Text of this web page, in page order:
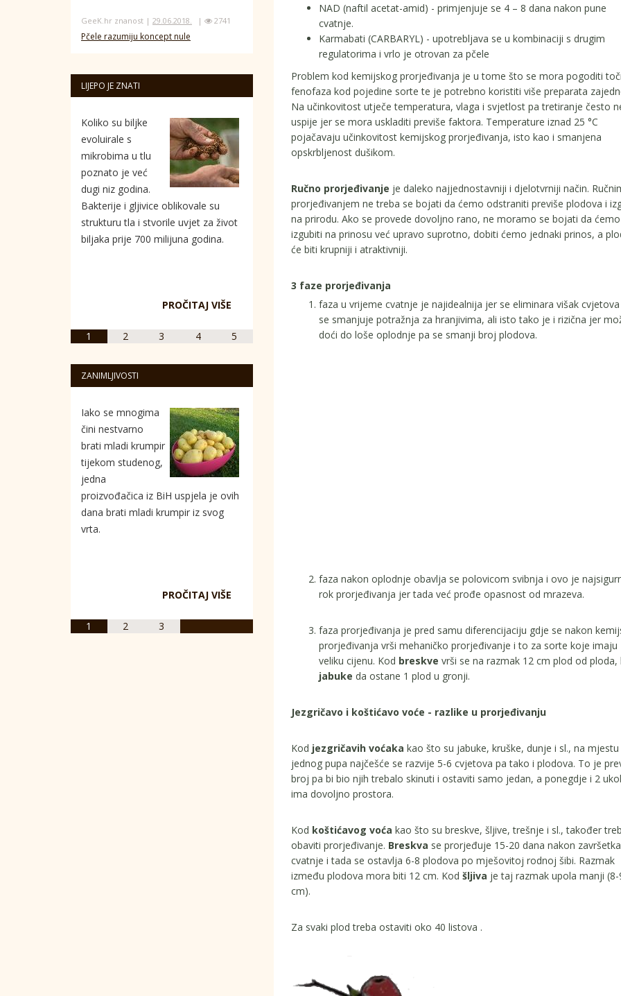
NAD (naftil acetat-amid) - primjenjuje se 4 – 8 dana nakon pune
cvatnje.
Karmabati (CARBARYL) - upotrebljava se u kombinaciji s drugim
regulatorima i vrlo je otrovan za pčele
Problem kod kemijskog prorjeđivanja je u tome što se mora pogoditi
fenofaza kod pojedine sorte te je potrebno koristiti više preparata
Na učinkovitost utječe temperatura, vlaga i svjetlost pa tretiranje često
uspije jer se mora uskladiti previše faktora. Temperature iznad 25 °C
pojačavaju učinkovitost kemijskog prorjeđivanja, isto kao i smanjena
opskrbljenost dušikom.
Ručno prorjeđivanje je daleko najjednostavniji i djelotvrniji način.
prorjeđivanjem ne treba se bojati da ćemo odstraniti previše plodova i
na prirodu. Ako se provede dovoljno rano, ne moramo se bojati da ćemo
izgubiti na prinosu već upravo suprotno, dobiti ćemo jednaki prinos, a
će biti krupniji i atraktivniji.
3 faze prorjeđivanja
faza u vrijeme cvatnje je najidealnija jer se eliminara višak cvjetova
se smanjuje potražnja za hranjivima, ali isto tako je i rizična jer
doći do loše oplodnje pa se smanji broj plodova.
faza nakon oplodnje obavlja se polovicom svibnja i ovo je
rok prorjeđivanja jer tada već prođe opasnost od mrazeva.
faza prorjeđivanja je pred samu diferencijaciju gdje se nakon
prorjeđivanja vrši mehaničko prorjeđivanje i to za sorte koje imaju
veliku cijenu. Kod breskve vrši se na razmak 12 cm plod od ploda,
jabuke da ostane 1 plod u gronji.
Jezgričavo i koštićavo voće - razlike u prorjeđivanju
Kod jezgričavih voćaka kao što su jabuke, kruške, dunje i sl., na mjestu
jednog pupa najčešće se razvije 5-6 cvjetova pa tako i plodova. To je
broj pa bi bio njih trebalo skinuti i ostaviti samo jedan, a ponegdje i 2
ima dovoljno prostora.
Kod koštićavog voća kao što su breskve, šljive, trešnje i sl., također
obaviti prorjeđivanje. Breskva se prorjeđuje 15-20 dana nakon završetka
cvatnje i tada se ostavlja 6-8 plodova po mješovitoj rodnoj šibi. Razmak
između plodova mora biti 12 cm. Kod šljiva je taj razmak upola manji (8-
cm).
Za svaki plod treba ostaviti oko 40 listova .
GeeK.hr znanost | 29.06.2018. | 2741
Pčele razumiju koncept nule
LIJEPO JE ZNATI
Koliko su biljke
evoluirale s
mikrobima u tlu
poznato je već
dugi niz godina.
Bakterije i gljivice oblikovale su
strukturu tla i stvorile uvjet za život
biljaka prije 700 milijuna godina.
PROČITAJ VIŠE
1 2 3 4 5
ZANIMLJIVOSTI
Iako se mnogima
čini nestvarno
brati mladi krumpir
tijekom studenog,
jedna
proizvođačica iz BiH uspjela je ovih
dana brati mladi krumpir iz svog
vrta.
PROČITAJ VIŠE
1 2 3